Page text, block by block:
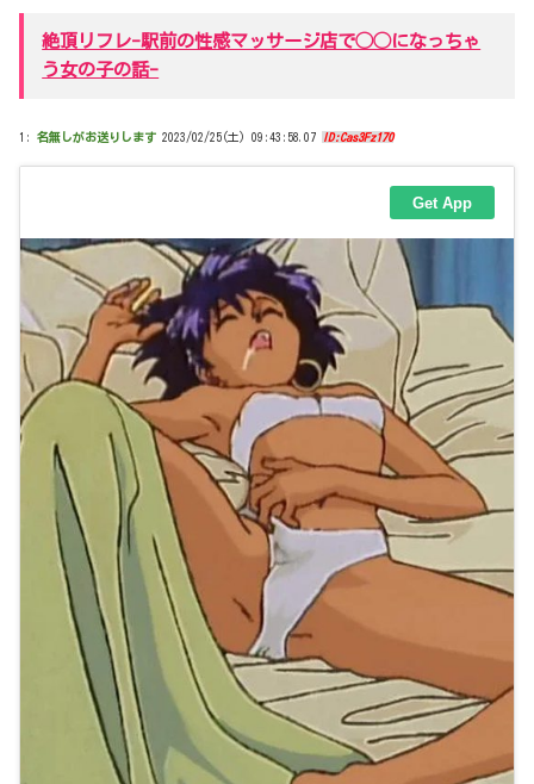
絶頂リフレ-駅前の性感マッサージ店で◯◯になっちゃ
う女の子の話-
1: 名無しがお送りします 2023/02/25(土) 09:43:58.07 ID:Cas3Fz170